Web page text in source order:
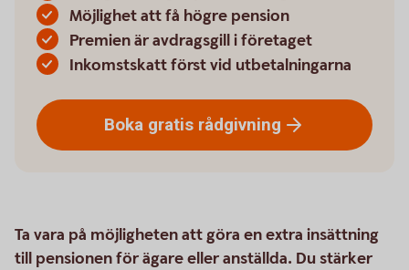
Möjlighet att få högre pension
Premien är avdragsgill i företaget
Inkomstskatt först vid utbetalningarna
Boka gratis rådgivning
Ta vara på möjligheten att göra en extra insättning
till pensionen för ägare eller anställda. Du stärker